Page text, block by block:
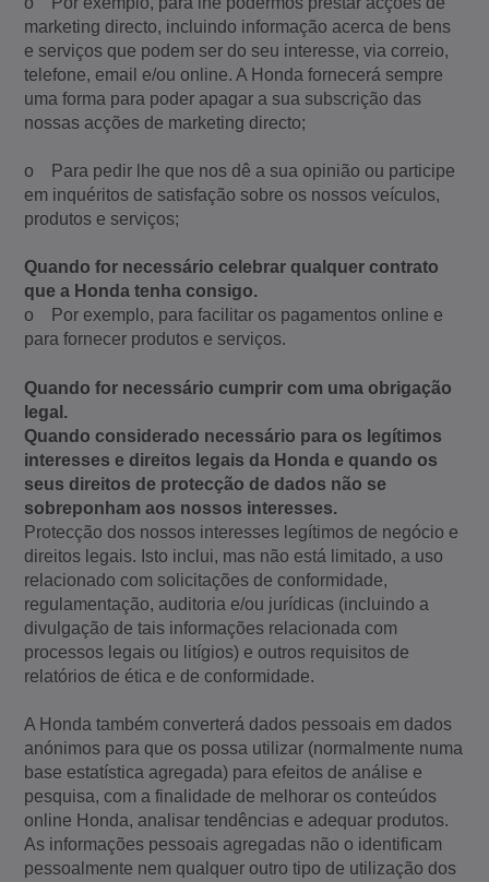
marketing directo, incluindo informação acerca de bens
e serviços que podem ser do seu interesse, via correio,
telefone, email e/ou online. A Honda fornecerá sempre
uma forma para poder apagar a sua subscrição das
nossas acções de marketing directo;
o Para pedir lhe que nos dê a sua opinião ou participe
em inquéritos de satisfação sobre os nossos veículos,
produtos e serviços;
Quando for necessário celebrar qualquer contrato
que a Honda tenha consigo.
o Por exemplo, para facilitar os pagamentos online e
para fornecer produtos e serviços.
Quando for necessário cumprir com uma obrigação
legal.
Quando considerado necessário para os legítimos
interesses e direitos legais da Honda e quando os
seus direitos de protecção de dados não se
sobreponham aos nossos interesses.
Protecção dos nossos interesses legítimos de negócio e
direitos legais. Isto inclui, mas não está limitado, a uso
relacionado com solicitações de conformidade,
regulamentação, auditoria e/ou jurídicas (incluindo a
divulgação de tais informações relacionada com
processos legais ou litígios) e outros requisitos de
relatórios de ética e de conformidade.
A Honda também converterá dados pessoais em dados
anónimos para que os possa utilizar (normalmente numa
base estatística agregada) para efeitos de análise e
pesquisa, com a finalidade de melhorar os conteúdos
online Honda, analisar tendências e adequar produtos.
As informações pessoais agregadas não o identificam
pessoalmente nem qualquer outro tipo de utilização dos